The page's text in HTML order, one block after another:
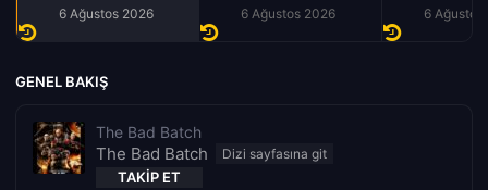
6 Ağustos 2026 6 Ağustos 2026 6 Ağustos
GENEL BAKIŞ
The Bad Batch
The Bad Batch
TAKIP ET